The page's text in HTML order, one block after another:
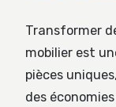
Transformer
mobilier est
pièces
des